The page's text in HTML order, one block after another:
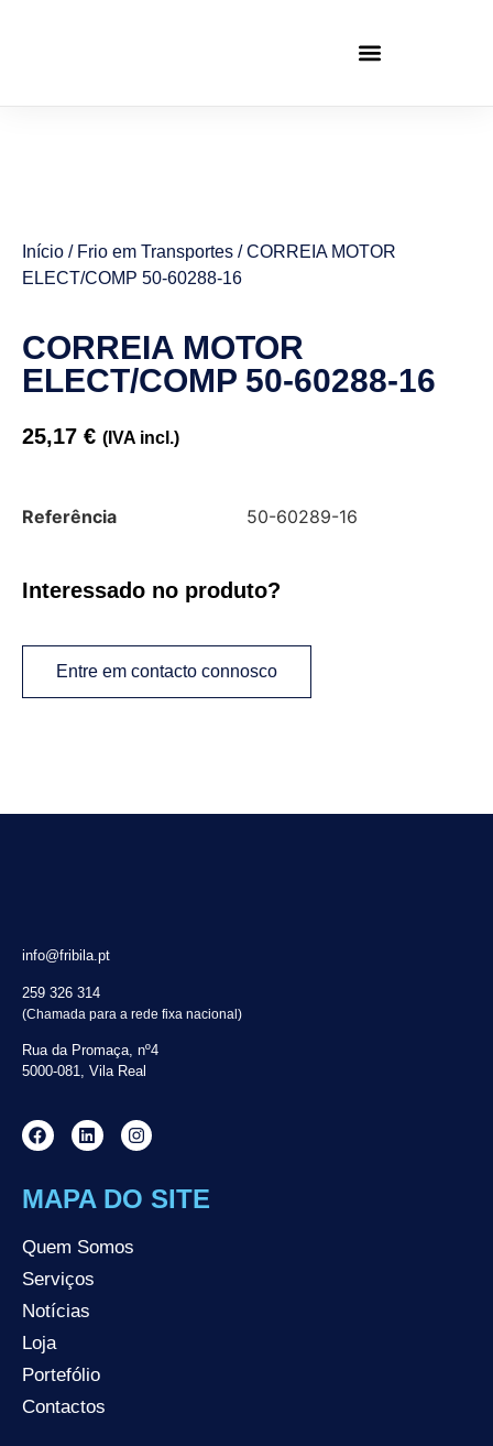
Início / Frio em Transportes / CORREIA MOTOR
ELECT/COMP 50-60288-16
CORREIA MOTOR
ELECT/COMP 50-60288-16
25,17 € (IVA incl.)
Referência 50-60289-16
Interessado no produto?
Entre em contacto connosco
info@fribila.pt
259 326 314
(Chamada para a rede fixa nacional)
Rua da Promaça, nº4
5000-081, Vila Real
MAPA DO SITE
Quem Somos
Serviços
Notícias
Loja
Portefólio
Contactos